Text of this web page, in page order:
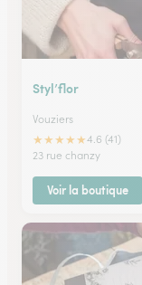
Styl’flor
Vouziers
★★★★★4.6 (41)
23 rue chanzy
Voir la boutique